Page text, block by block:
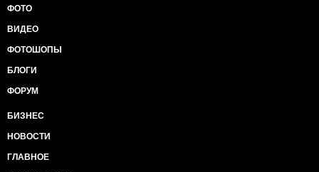
ФОТО
ВИДЕО
ФОТОШОПЫ
БЛОГИ
ФОРУМ
БИЗНЕС
НОВОСТИ
ГЛАВНОЕ